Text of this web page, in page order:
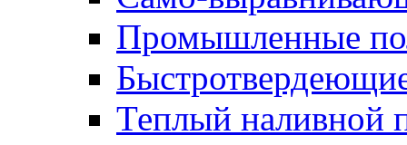
Промышленные
Теплый наливной